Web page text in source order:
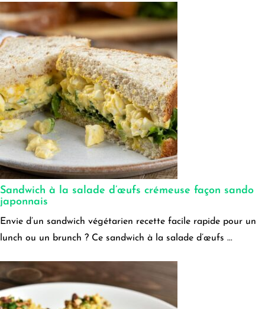
Sandwich à la salade d’œufs crémeuse façon sando
japonnais
Envie d’un sandwich végétarien recette facile rapide pour un
lunch ou un brunch ? Ce sandwich à la salade d’œufs ...